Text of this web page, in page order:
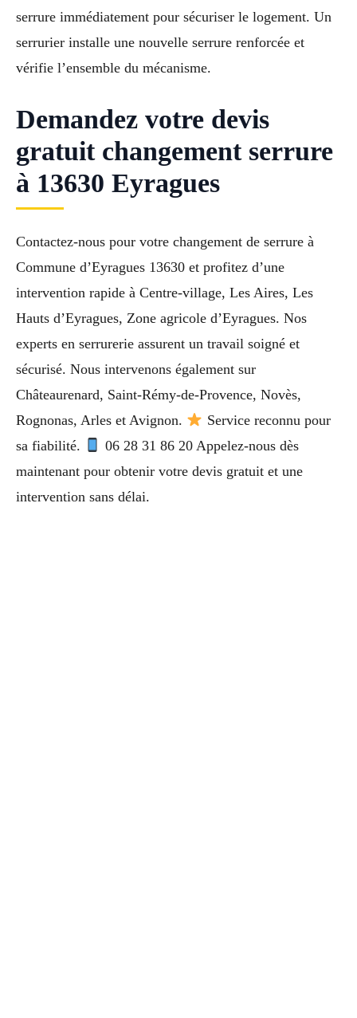
serrure immédiatement pour sécuriser le logement. Un
serrurier installe une nouvelle serrure renforcée et
vérifie l’ensemble du mécanisme.
Demandez votre devis
gratuit changement serrure
à 13630 Eyragues
Contactez-nous pour votre changement de serrure à
Commune d’Eyragues 13630 et profitez d’une
intervention rapide à Centre-village, Les Aires, Les
Hauts d’Eyragues, Zone agricole d’Eyragues. Nos
experts en serrurerie assurent un travail soigné et
sécurisé. Nous intervenons également sur
Châteaurenard, Saint-Rémy-de-Provence, Novès,
Rognonas, Arles et Avignon.
Service reconnu pour
sa fiabilité.
06 28 31 86 20 Appelez-nous dès
maintenant pour obtenir votre devis gratuit et une
intervention sans délai.